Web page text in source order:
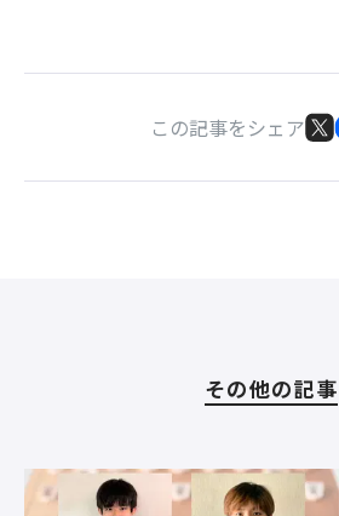
この記事をシェア
その他の記事